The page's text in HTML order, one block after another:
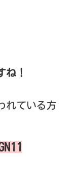
ね！
れている方